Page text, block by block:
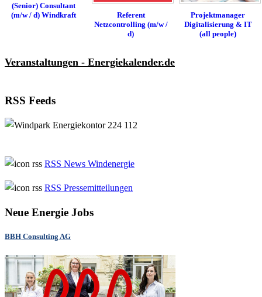
(Senior) Consultant
(m/w / d) Windkraft
Referent
Netzcontrolling (m/w /
d)
Projektmanager
Digitalisierung & IT
(all people)
Veranstaltungen - Energiekalender.de
RSS Feeds
RSS News Windenergie
RSS Pressemitteilungen
Neue Energie Jobs
BBH Consulting AG